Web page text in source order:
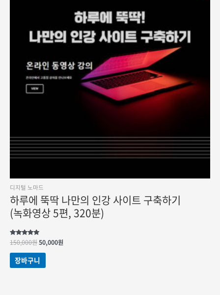
수
디지털 노마드
하루에 뚝딱 나만의 인강 사이트 구축하기
(녹화영상 5편, 320분)
5 중에서
5.00
로 평가됨
150,000원원래
150,000원.
50,000원
장바구니